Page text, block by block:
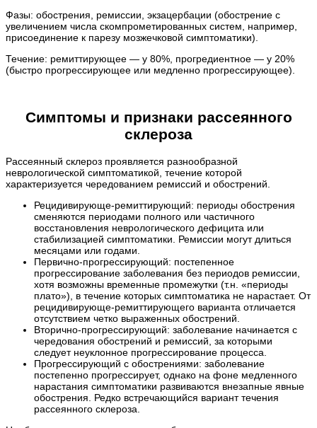
Фазы: обострения, ремиссии, экзацербации (обострение с
увеличением числа скомпрометированных систем, например,
присоединение к парезу мозжечковой симптоматики).
Течение: ремиттирующее — у 80%, прогредиентное — у 20%
(быстро прогрессирующее или медленно прогрессирующее).
Симптомы и признаки рассеянного
склероза
Рассеянный склероз проявляется разнообразной
неврологической симптоматикой, течение которой
характеризуется чередованием ремиссий и обострений.
Рецидивирующе-ремиттирующий: периоды обострения
сменяются периодами полного или частичного
восстановления неврологического дефицита или
стабилизацией симптоматики. Ремиссии могут длиться
месяцами или годами.
Первично-прогрессирующий: постепенное
прогрессирование заболевания без периодов ремиссии,
хотя возможны временные промежутки (т.н. «периоды
плато»), в течение которых симптоматика не нарастает. От
рецидивирующе-ремиттирующего варианта отличается
отсутствием четко выраженных обострений.
Вторично-прогрессирующий: заболевание начинается с
чередования обострений и ремиссий, за которыми
следует неуклонное прогрессирование процесса.
Прогрессирующий с обострениями: заболевание
постепенно прогрессирует, однако на фоне медленного
нарастания симптоматики развиваются внезапные явные
обострения. Редко встречающийся вариант течения
рассеянного склероза.